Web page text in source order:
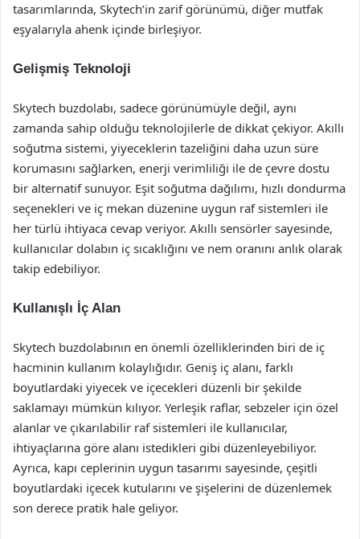
tasarımlarında, Skytech’in zarif görünümü, diğer mutfak
eşyalarıyla ahenk içinde birleşiyor.
Gelişmiş Teknoloji
Skytech buzdolabı, sadece görünümüyle değil, aynı
zamanda sahip olduğu teknolojilerle de dikkat çekiyor. Akıllı
soğutma sistemi, yiyeceklerin tazeliğini daha uzun süre
korumasını sağlarken, enerji verimliliği ile de çevre dostu
bir alternatif sunuyor. Eşit soğutma dağılımı, hızlı dondurma
seçenekleri ve iç mekan düzenine uygun raf sistemleri ile
her türlü ihtiyaca cevap veriyor. Akıllı sensörler sayesinde,
kullanıcılar dolabın iç sıcaklığını ve nem oranını anlık olarak
takip edebiliyor.
Kullanışlı İç Alan
Skytech buzdolabının en önemli özelliklerinden biri de iç
hacminin kullanım kolaylığıdır. Geniş iç alanı, farklı
boyutlardaki yiyecek ve içecekleri düzenli bir şekilde
saklamayı mümkün kılıyor. Yerleşik raflar, sebzeler için özel
alanlar ve çıkarılabilir raf sistemleri ile kullanıcılar,
ihtiyaçlarına göre alanı istedikleri gibi düzenleyebiliyor.
Ayrıca, kapı ceplerinin uygun tasarımı sayesinde, çeşitli
boyutlardaki içecek kutularını ve şişelerini de düzenlemek
son derece pratik hale geliyor.